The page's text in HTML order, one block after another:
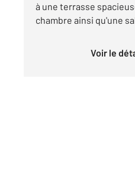
à une terrasse
chambre ainsi qu'une
Voir le